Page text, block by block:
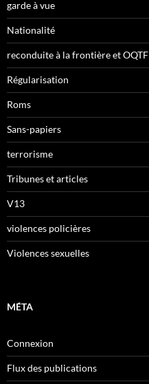
garde à vue
Nationalité
reconduite à la frontière et OQTF
Régularisation
Roms
Sans-papiers
terrorisme
Tribunes et articles
V13
violences policières
Violences sexuelles
MÉTA
Connexion
Flux des publications